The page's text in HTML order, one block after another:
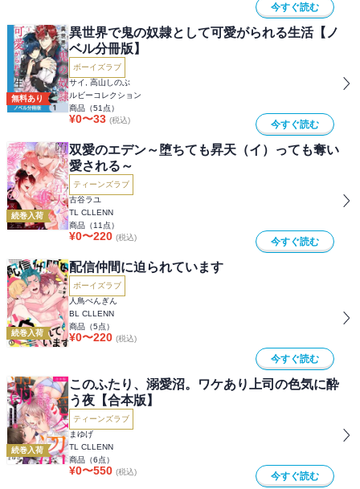
今すぐ読む
無料あり
異世界で鬼の奴隷として可愛がられる生活【ノ
ベル分冊版】
ボーイズラブ
サイ, 高山しのぶ
ルビーコレクション
商品（51 点）
¥0〜33 (税込) 今すぐ読む
続巻入荷
双愛のエデン～堕ちても昇天（イ）っても奪い
愛される～
ティーンズラブ
古谷ラユ
TL CLLENN
商品（11 点）
¥0〜220 (税込) 今すぐ読む
続巻入荷
配信仲間に迫られています
ボーイズラブ
人鳥ぺんぎん
BL CLLENN
商品（5点）
¥0〜220 (税込)
今すぐ読む
続巻入荷
このふたり、溺愛沼。ワケあり上司の色気に酔
う夜【合本版】
ティーンズラブ
まゆげ
TL CLLENN
商品（6点）
¥0〜550 (税込) 今すぐ読む